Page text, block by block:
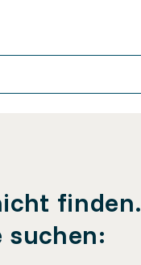
finden.
suchen: